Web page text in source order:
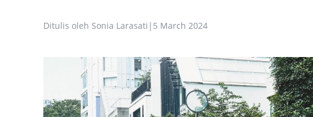
Ditulis oleh Sonia Larasati | 5 March 2024